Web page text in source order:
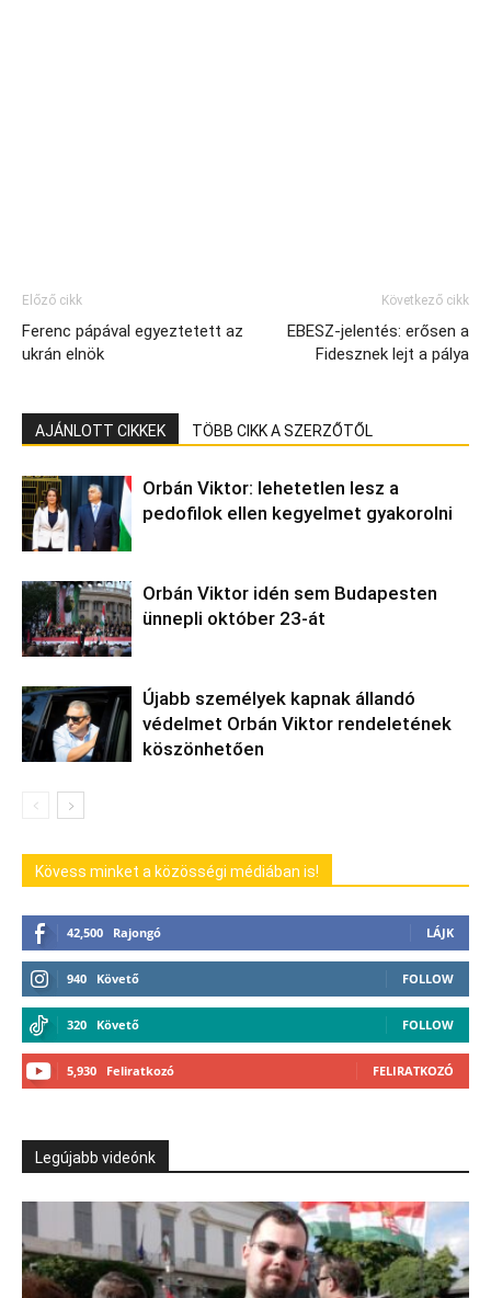
Előző cikk
Ferenc pápával egyeztetett az
ukrán elnök
Következő cikk
EBESZ-jelentés: erősen a
Fidesznek lejt a pálya
AJÁNLOTT CIKKEK TÖBB CIKK A SZERZŐTŐL
Orbán Viktor: lehetetlen lesz a
pedofilok ellen kegyelmet gyakorolni
Orbán Viktor idén sem Budapesten
ünnepli október 23-át
Újabb személyek kapnak állandó
védelmet Orbán Viktor rendeletének
köszönhetően
Kövess minket a közösségi médiában is!
42,500 Rajongó LÁJK
940 Követő FOLLOW
320 Követő FOLLOW
5,930 Feliratkozó FELIRATKOZÓ
Legújabb videónk